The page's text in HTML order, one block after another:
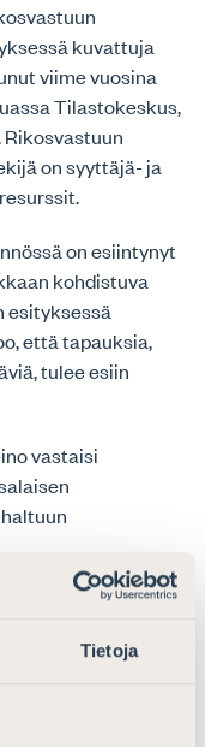
Tietoja
kuvattuja
viime vuosina
Tilastokeskus,
on syyttäjä- ja
on esiintynyt
kohdistuva
esityksessä
että tapauksia,
tulee esiin
vastaisi
jotka ovat
käyttö olisi
tiloihin.